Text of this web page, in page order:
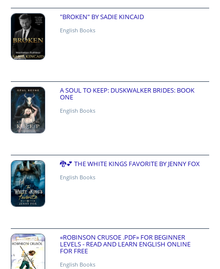
"BROKEN" BY SADIE KINCAID
English Books
A SOUL TO KEEP: DUSKWALKER BRIDES: BOOK
ONE
English Books
🐉💕 THE WHITE KINGS FAVORITE BY JENNY FOX
English Books
«ROBINSON CRUSOE .PDF» FOR BEGINNER
LEVELS - READ AND LEARN ENGLISH ONLINE
FOR FREE
English Books